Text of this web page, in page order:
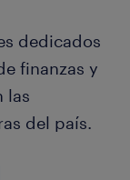
dedicados
finanzas y
las
del país.